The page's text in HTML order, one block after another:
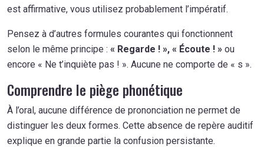
est affirmative, vous utilisez probablement l’impératif.
Pensez à d’autres formules courantes qui fonctionnent
selon le même principe : « Regarde ! », « Écoute ! » ou
encore « Ne t’inquiète pas ! ». Aucune ne comporte de « s ».
Comprendre le piège phonétique
À l’oral, aucune différence de prononciation ne permet de
distinguer les deux formes. Cette absence de repère auditif
explique en grande partie la confusion persistante.